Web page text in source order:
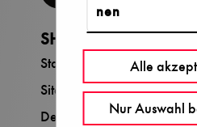
nen
Alle
Nur Auswahl
SHOP
Startseite
Sitemap
Deutsches Museum